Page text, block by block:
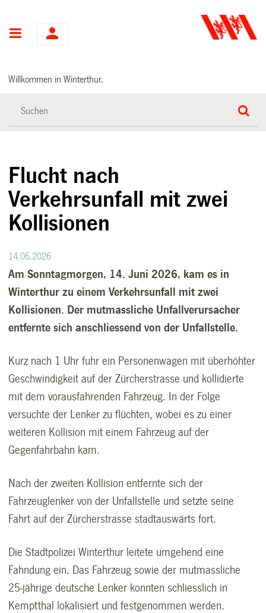
Hauptnavigation
Willkommen in Winterthur.
Flucht nach
Verkehrsunfall mit zwei
Kollisionen
14.06.2026
Am Sonntagmorgen, 14. Juni 2026, kam es in
Winterthur zu einem Verkehrsunfall mit zwei
Kollisionen. Der mutmassliche Unfallverursacher
entfernte sich anschliessend von der Unfallstelle.
Kurz nach 1 Uhr fuhr ein Personenwagen mit überhöhter
Geschwindigkeit auf der Zürcherstrasse und kollidierte
mit dem vorausfahrenden Fahrzeug. In der Folge
versuchte der Lenker zu flüchten, wobei es zu einer
weiteren Kollision mit einem Fahrzeug auf der
Gegenfahrbahn kam.
Nach der zweiten Kollision entfernte sich der
Fahrzeuglenker von der Unfallstelle und setzte seine
Fahrt auf der Zürcherstrasse stadtauswärts fort.
Die Stadtpolizei Winterthur leitete umgehend eine
Fahndung ein. Das Fahrzeug sowie der mutmassliche
25-jährige deutsche Lenker konnten schliesslich in
Kemptthal lokalisiert und festgenommen werden.